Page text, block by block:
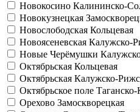
Новокосино Калининско-
Новокузнецкая
Новослободская Кольцевая
Новоясеневская Калужско-
Новые Черёмушки
Октябрьская Кольцевая
Октябрьская Калужско-
Октябрьское поле Таганско-
Орехово Замоскворецкая